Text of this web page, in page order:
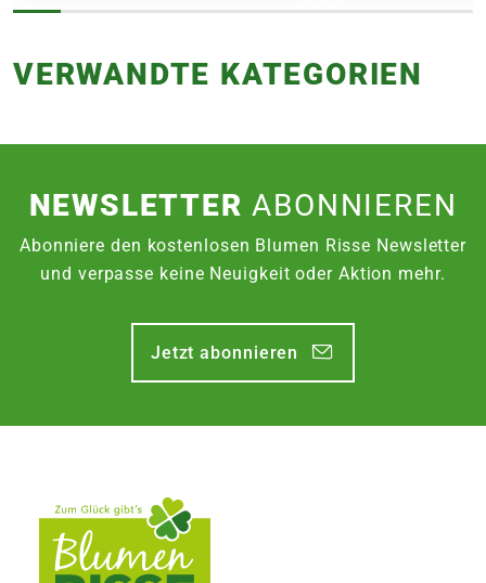
KÖNNEN ENTSTEHEN
6,95€für Standardpakete (z.B.Dünger oder
7,95€für größere Pakete (z.B. Pflanzen oder
SPEDITIONSVERSAND
VERWANDTE KATEGORIEN
NEWSLETTER ABONNIEREN
Abonniere den kostenlosen Blumen Risse Newsletter
und verpasse keine Neuigkeit oder Aktion mehr.
Jetzt abonnieren